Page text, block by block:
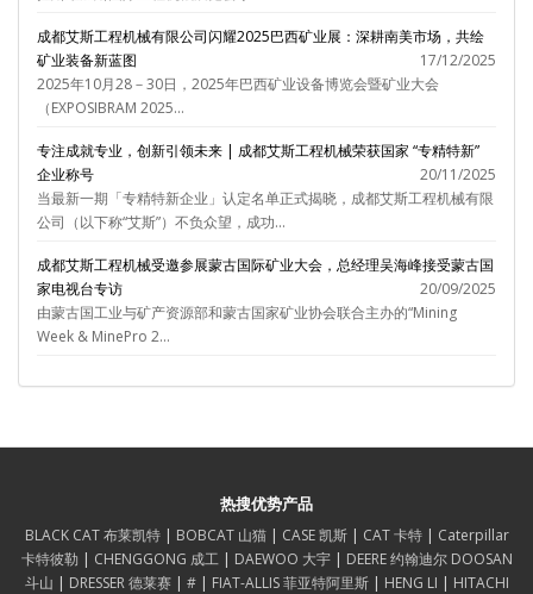
成都艾斯工程机械有限公司闪耀2025巴西矿业展：深耕南美市场，共绘
矿业装备新蓝图
17/12/2025
2025年10月28－30日，2025年巴西矿业设备博览会暨矿业大会
（EXPOSIBRAM 2025...
专注成就专业，创新引领未来 | 成都艾斯工程机械荣获国家 “专精特新”
企业称号
20/11/2025
当最新一期「专精特新企业」认定名单正式揭晓，成都艾斯工程机械有限
公司（以下称“艾斯”）不负众望，成功...
成都艾斯工程机械受邀参展蒙古国际矿业大会，总经理吴海峰接受蒙古国
家电视台专访
20/09/2025
由蒙古国工业与矿产资源部和蒙古国家矿业协会联合主办的“Mining
Week & MinePro 2...
热搜优势产品
BLACK CAT 布莱凯特 | BOBCAT 山猫 | CASE 凯斯 | CAT 卡特 | Caterpillar
卡特彼勒 | CHENGGONG 成工 | DAEWOO 大宇 | DEERE 约翰迪尔 DOOSAN
斗山 | DRESSER 德莱赛 | # | FIAT-ALLIS 菲亚特阿里斯 | HENG LI | HITACHI